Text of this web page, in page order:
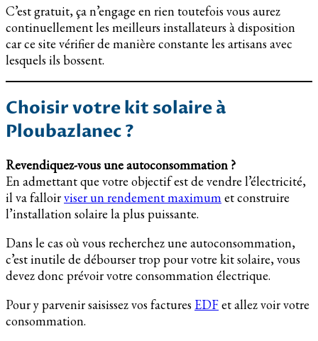
C’est gratuit, ça n’engage en rien toutefois vous aurez
continuellement les meilleurs installateurs à disposition
car ce site vérifier de manière constante les artisans avec
lesquels ils bossent.
Choisir votre kit solaire à
Ploubazlanec ?
Revendiquez-vous une autoconsommation ?
En admettant que votre objectif est de vendre l’électricité,
il va falloirviser un rendement maximumet construire
l’installation solaire la plus puissante.
Dans le cas où vous recherchez une autoconsommation,
c’est inutile de débourser trop pour votre kit solaire, vous
devez donc prévoir votre consommation électrique.
Pour y parvenir saisissez vos factures EDFet allez voir votre
consommation.